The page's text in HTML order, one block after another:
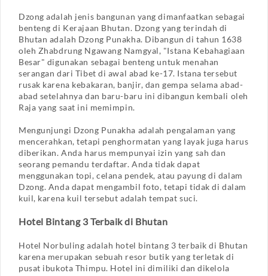
Dzong adalah jenis bangunan yang dimanfaatkan sebagai
benteng di Kerajaan Bhutan. Dzong yang terindah di
Bhutan adalah Dzong Punakha. Dibangun di tahun 1638
oleh Zhabdrung Ngawang Namgyal, "Istana Kebahagiaan
Besar" digunakan sebagai benteng untuk menahan
serangan dari Tibet di awal abad ke-17. Istana tersebut
rusak karena kebakaran, banjir, dan gempa selama abad-
abad setelahnya dan baru-baru ini dibangun kembali oleh
Raja yang saat ini memimpin.
Mengunjungi Dzong Punakha adalah pengalaman yang
mencerahkan, tetapi penghormatan yang layak juga harus
diberikan. Anda harus mempunyai izin yang sah dan
seorang pemandu terdaftar. Anda tidak dapat
menggunakan topi, celana pendek, atau payung di dalam
Dzong. Anda dapat mengambil foto, tetapi tidak di dalam
kuil, karena kuil tersebut adalah tempat suci.
Hotel Bintang 3 Terbaik di Bhutan
Hotel Norbuling adalah hotel bintang 3 terbaik di Bhutan
karena merupakan sebuah resor butik yang terletak di
pusat ibukota Thimpu. Hotel ini dimiliki dan dikelola